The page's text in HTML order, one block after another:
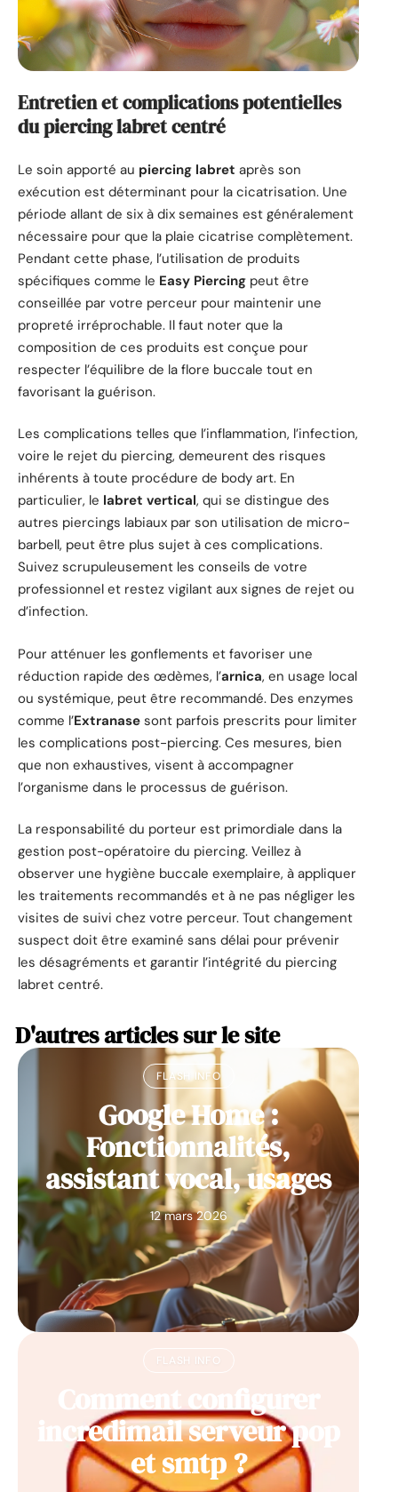
Entretien et complications potentielles
du piercing labret centré
Le soin apporté au piercing labret après son
exécution est déterminant pour la cicatrisation. Une
période allant de six à dix semaines est généralement
nécessaire pour que la plaie cicatrise complètement.
Pendant cette phase, l’utilisation de produits
spécifiques comme le Easy Piercing peut être
conseillée par votre perceur pour maintenir une
propreté irréprochable. Il faut noter que la
composition de ces produits est conçue pour
respecter l’équilibre de la flore buccale tout en
favorisant la guérison.
Les complications telles que l’inflammation, l’infection,
voire le rejet du piercing, demeurent des risques
inhérents à toute procédure de body art. En
particulier, le labret vertical, qui se distingue des
autres piercings labiaux par son utilisation de micro-
barbell, peut être plus sujet à ces complications.
Suivez scrupuleusement les conseils de votre
professionnel et restez vigilant aux signes de rejet ou
d’infection.
Pour atténuer les gonflements et favoriser une
réduction rapide des œdèmes, l’arnica, en usage local
ou systémique, peut être recommandé. Des enzymes
comme l’Extranase sont parfois prescrits pour limiter
les complications post-piercing. Ces mesures, bien
que non exhaustives, visent à accompagner
l’organisme dans le processus de guérison.
La responsabilité du porteur est primordiale dans la
gestion post-opératoire du piercing. Veillez à
observer une hygiène buccale exemplaire, à appliquer
les traitements recommandés et à ne pas négliger les
visites de suivi chez votre perceur. Tout changement
suspect doit être examiné sans délai pour prévenir
les désagréments et garantir l’intégrité du piercing
labret centré.
D'autres articles sur le site
FLASH INFO
Google Home :
Fonctionnalités,
assistant vocal, usages
12 mars 2026
FLASH INFO
Comment configurer
incredimail serveur pop
et smtp ?